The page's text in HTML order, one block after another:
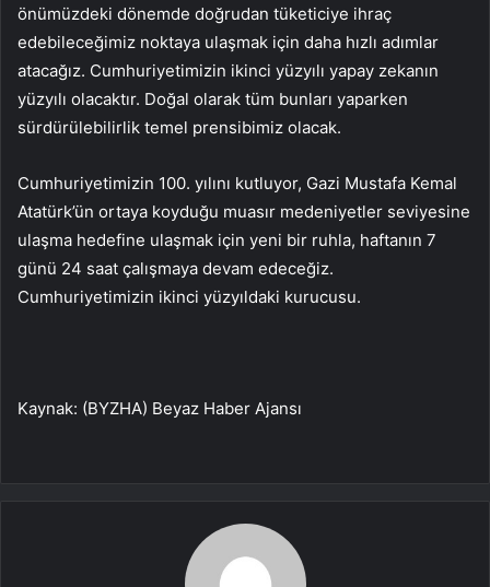
önümüzdeki dönemde doğrudan tüketiciye ihraç
edebileceğimiz noktaya ulaşmak için daha hızlı adımlar
atacağız. Cumhuriyetimizin ikinci yüzyılı yapay zekanın
yüzyılı olacaktır. Doğal olarak tüm bunları yaparken
sürdürülebilirlik temel prensibimiz olacak.
Cumhuriyetimizin 100. yılını kutluyor, Gazi Mustafa Kemal
Atatürk’ün ortaya koyduğu muasır medeniyetler seviyesine
ulaşma hedefine ulaşmak için yeni bir ruhla, haftanın 7
günü 24 saat çalışmaya devam edeceğiz.
Cumhuriyetimizin ikinci yüzyıldaki kurucusu.
Kaynak: (BYZHA) Beyaz Haber Ajansı